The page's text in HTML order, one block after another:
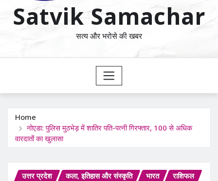
Satvik Samachar
सत्य और भरोसे की खबर
Home
नोएडा: पुलिस मुठभेड़ में शातिर पति-पत्नी गिरफ्तार, 100 से अधिक
वारदातों का खुलासा
उत्तर प्रदेश कला, इतिहास और संस्कृति भारत
राशिफल